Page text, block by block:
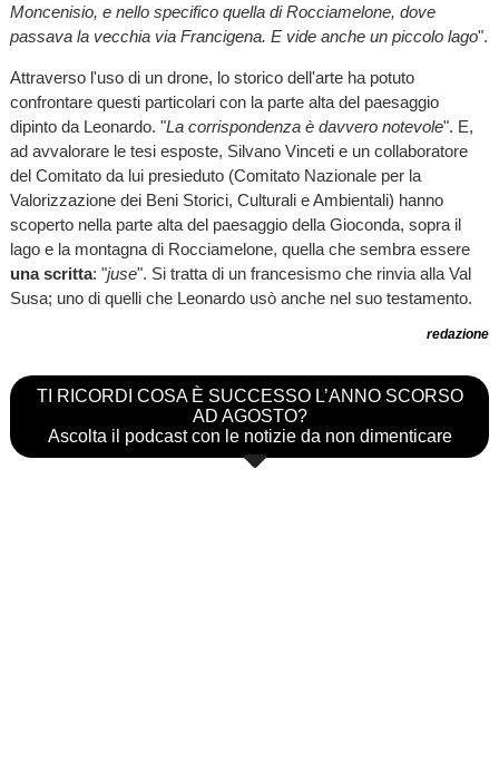
Moncenisio, e nello specifico quella di Rocciamelone, dove
passava la vecchia via Francigena. E vide anche un piccolo lago".
Attraverso l'uso di un drone, lo storico dell'arte ha potuto
confrontare questi particolari con la parte alta del paesaggio
dipinto da Leonardo. "La corrispondenza è davvero notevole". E,
ad avvalorare le tesi esposte, Silvano Vinceti e un collaboratore
del Comitato da lui presieduto (Comitato Nazionale per la
Valorizzazione dei Beni Storici, Culturali e Ambientali) hanno
scoperto nella parte alta del paesaggio della Gioconda, sopra il
lago e la montagna di Rocciamelone, quella che sembra essere
una scritta: "juse". Si tratta di un francesismo che rinvia alla Val
Susa; uno di quelli che Leonardo usò anche nel suo testamento.
redazione
TI RICORDI COSA È SUCCESSO L’ANNO SCORSO
AD AGOSTO?
Ascolta il podcast con le notizie da non dimenticare